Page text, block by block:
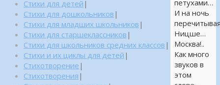
петухами…
И на ночь
Ницше…
Москва!..
Как много
звуков в
этом
Стихи для детей |
Стихи для дошкольников |
Стихи для младших школьников |
Стихи для старшеклассников |
Стихи для школьников средних классов |
Стихи и их циклы для детей |
Стихотворение |
Стихотворения |